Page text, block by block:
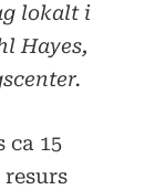
lokalt i
Hayes,
ca 15